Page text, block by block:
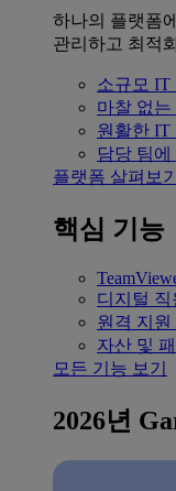
하나의 플랫폼
관리하고 최적
소규모 IT
마찰 없는
원활한 IT
담당 팀에
플랫폼 살펴보기
핵심 기능
디지털 직
원격 지원
자산 및
모든 기능 보기
2026년